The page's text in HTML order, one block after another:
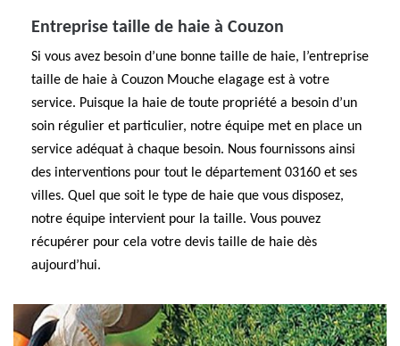
Entreprise taille de haie à Couzon
Si vous avez besoin d’une bonne taille de haie, l’entreprise
taille de haie à Couzon Mouche elagage est à votre
service. Puisque la haie de toute propriété a besoin d’un
soin régulier et particulier, notre équipe met en place un
service adéquat à chaque besoin. Nous fournissons ainsi
des interventions pour tout le département 03160 et ses
villes. Quel que soit le type de haie que vous disposez,
notre équipe intervient pour la taille. Vous pouvez
récupérer pour cela votre devis taille de haie dès
aujourd’hui.